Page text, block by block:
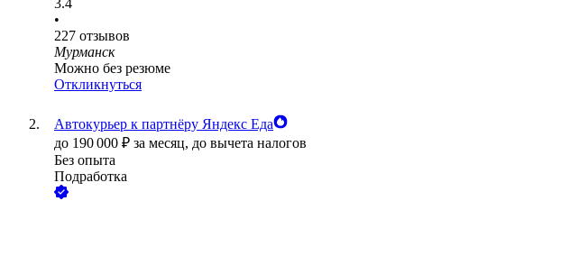
3.4
•
227 отзывов
Мурманск
Можно без резюме
Откликнуться
Автокурьер к партнёру Яндекс Еда
до 190 000 ₽ за месяц, до вычета налогов
Без опыта
Подработка